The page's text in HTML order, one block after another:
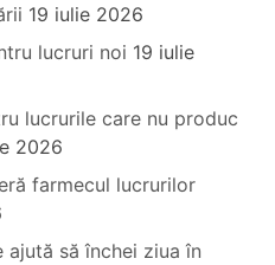
19 iulie 2026
lucruri noi 19 iulie
lucrurile care nu produc
2026
farmecul lucrurilor
ajută să închei ziua în